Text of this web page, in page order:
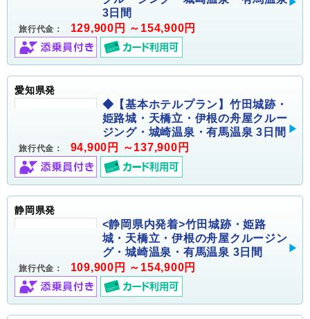
3日間
旅行代金： 129,900円 ～154,900円
愛知県発
◆【基本ホテルプラン】竹田城跡・
姫路城・天橋立・伊根の舟屋クルー
ジング・城崎温泉・有馬温泉 3日間
旅行代金： 94,900円 ～137,900円
静岡県発
<静岡県内発着>竹田城跡・姫路
城・天橋立・伊根の舟屋クルージン
グ・城崎温泉・有馬温泉 3日間
旅行代金： 109,900円 ～154,900円